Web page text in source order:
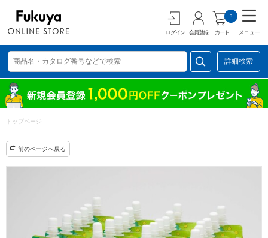
ログイン 会員登録 カート
0
メニュー
詳細検索
トップページ
前のページへ戻る